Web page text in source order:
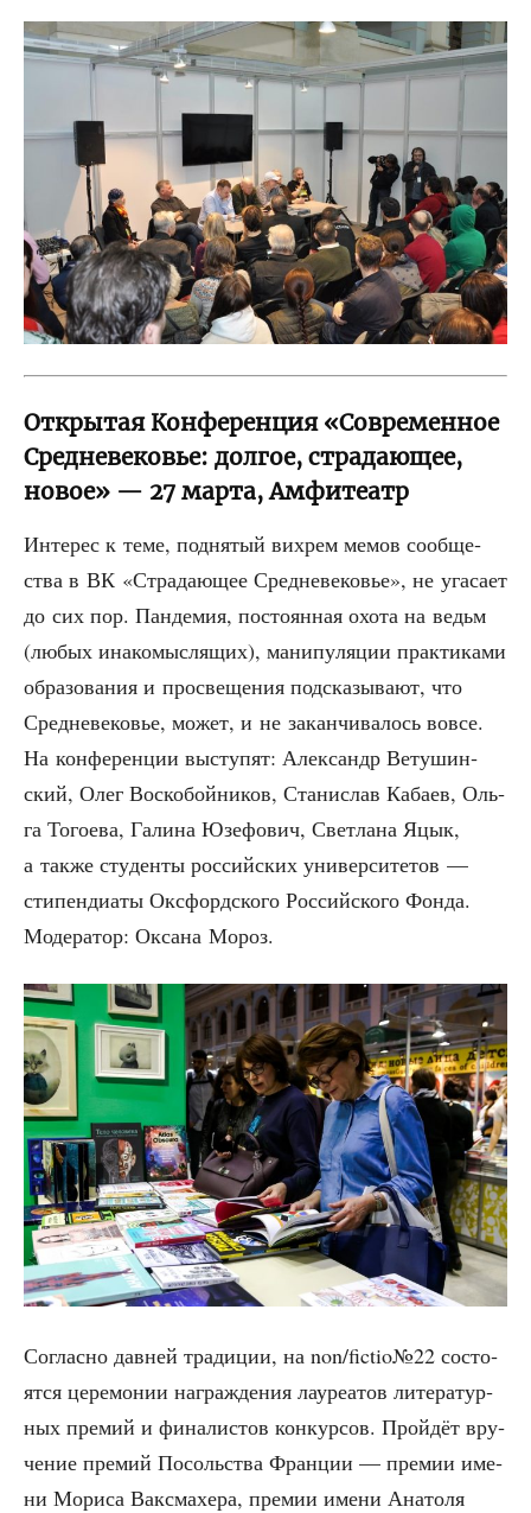
Открытая Конференция «Современное
Средневековье: долгое, страдающее,
новое» — 27 марта, Амфитеатр
Инте­рес к теме, под­ня­тый вих­рем мемов сооб­ще­
ства в ВК «Стра­да­ю­щее Сред­не­ве­ко­вье», не уга­са­ет
до сих пор. Пан­де­мия, посто­ян­ная охо­та на ведьм
(любых ина­ко­мыс­ля­щих), мани­пу­ля­ции прак­ти­ка­ми
обра­зо­ва­ния и про­све­ще­ния под­ска­зы­ва­ют, что
Сред­не­ве­ко­вье, может, и не закан­чи­ва­лось вовсе.
На кон­фе­рен­ции высту­пят: Алек­сандр Вету­шин­
ский, Олег Вос­ко­бой­ни­ков, Ста­ни­слав Каба­ев, Оль­
га Того­е­ва, Гали­на Юзе­фо­вич, Свет­ла­на Яцык,
а так­же сту­ден­ты рос­сий­ских уни­вер­си­те­тов —
сти­пен­ди­а­ты Окс­форд­ско­го Рос­сий­ско­го Фон­да.
Моде­ра­тор: Окса­на Мороз.
Соглас­но дав­ней тра­ди­ции, на non/fictio№22 состо­
ят­ся цере­мо­нии награж­де­ния лау­ре­а­тов лите­ра­тур­
ных пре­мий и фина­ли­стов кон­кур­сов. Прой­дёт вру­
че­ние пре­мий Посоль­ства Фран­ции — пре­мии име­
ни Мори­са Вак­с­ма­хе­ра, пре­мии име­ни Ана­то­ля